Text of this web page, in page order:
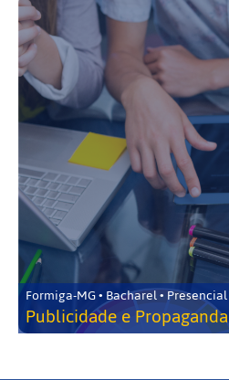
Formiga-MG • Bacharel • Presencial
Publicidade e Propaganda